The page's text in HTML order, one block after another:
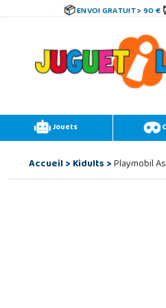
ENVOI GRATUIT > 90 €
Jouets
Accueil>Kidults>Playmobil